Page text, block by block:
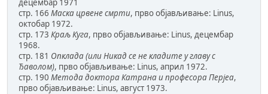
децембар 1971
стр. 166 Маска црвене смрти, прво објављивање: Linus,
октобар 1972.
стр. 173 Краљ Куга, прво објављивање: Linus, децембар
1968.
стр. 181 Опклада (или Никад се не кладите у главу с
Ђаволом), прво објављивање: Linus, април 1972.
стр. 190 Метода доктора Катрана и професора Перјеа,
прво објављивање: Linus, август 1973.